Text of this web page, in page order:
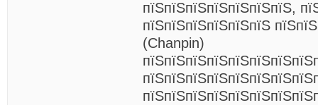
пїЅпїЅпїЅпїЅпїЅпїЅпїЅ,
пїЅпїЅпїЅпїЅпїЅпїЅ
(Chanpin)